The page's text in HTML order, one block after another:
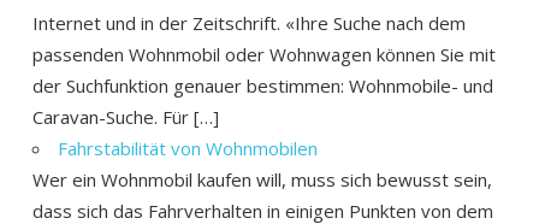
Internet und in der Zeitschrift. «Ihre Suche nach dem
passenden Wohnmobil oder Wohnwagen können Sie mit
der Suchfunktion genauer bestimmen: Wohnmobile- und
Caravan-Suche. Für […]
Fahrstabilität von Wohnmobilen
Wer ein Wohnmobil kaufen will, muss sich bewusst sein,
dass sich das Fahrverhalten in einigen Punkten von dem